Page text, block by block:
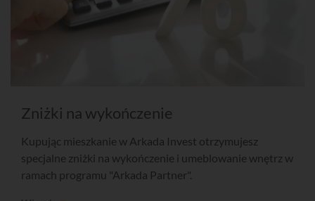
Zniżki na wykończenie
Kupując mieszkanie w Arkada Invest otrzymujesz
specjalne zniżki na wykończenie i umeblowanie wnętrz w
ramach programu "Arkada Partner".